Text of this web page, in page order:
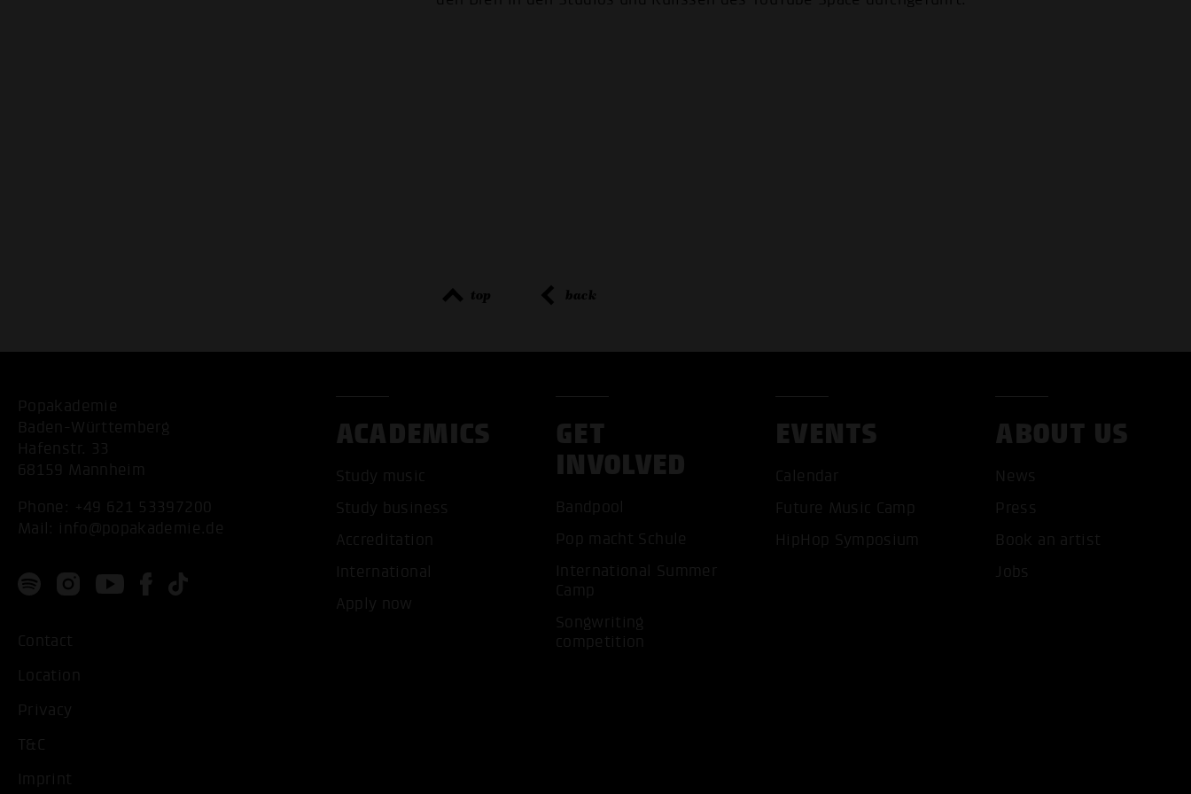
top back
Popakademie
Baden-Württemberg
Hafenstr. 33
68159 Mannheim
Phone: +49 621 53397200
Mail: info@popakademie.de
Contact
Location
Privacy
T&C
Imprint
ACADEMICS
Study music
Study business
Accreditation
International
Apply now
GET
INVOLVED
Bandpool
Pop macht Schule
International Summer
Camp
Songwriting
competition
EVENTS
Calendar
Future Music Camp
HipHop Symposium
ABOUT US
News
Press
Book an artist
Jobs